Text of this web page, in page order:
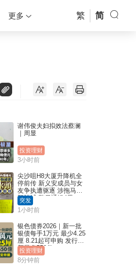
更多 繁 简
谢伟俊夫妇拟效法蔡澜
｜周显
投资理财
3小时前
尖沙咀H8大厦升降机全
停前传 新义安成员与女
友争执遭驱逐 涉拖马刑
毁被捕 警另通缉4男
突发
1小时前
银色债券2026｜新一批
银债每手1万元 最少4.25
厘 8.21起可申购 发行金
额最多550亿
投资理财
8分钟前